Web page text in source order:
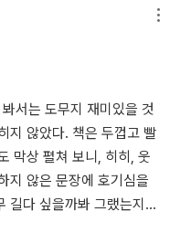
택하여 읽어주면서 이야기
마시멜로 이야기와 달리
눌 수 있어서 좋다.첫 단원
단원에 대해서 마인드맵
단원인 '쥐한테 잡힌 고양
을 그려보라고 하였다. 네
큰 그림을 그려온 아이도
수원을 점령하라'를 읽었
으며 아이들의 눈이 반짝
서는 도무지 재미있을 것
지 않았다. 책은 두껍고 빨
막상 펼쳐 보니, 히히, 웃
지 않은 문장에 호기심을
길다 싶을까봐 그랬는지